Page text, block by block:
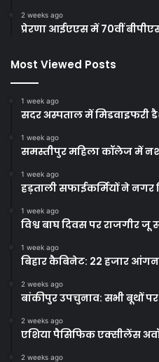
2 weeks ago
प्रेरणा आईएएस में 70वीं
Most Viewed Posts
1 week ago
सदर अस्पताल में मिडवाइफरी
1 week ago
समस्तीपुर महिला कॉलेज में
1 week ago
हड़ताली सफाईकर्मियों ने नगर
1 week ago
विश्व बाघ दिवस पर राजगीर
1 week ago
बिहार कैबिनेट: 22 हजार
2 weeks ago
बांकीपुर उपचुनाव: सभी बूथों
2 weeks ago
एशिया पैसिफिक एक्सीलेंस
2 weeks ago